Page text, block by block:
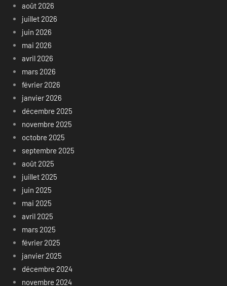
août 2026
juillet 2026
juin 2026
mai 2026
avril 2026
mars 2026
février 2026
janvier 2026
décembre 2025
novembre 2025
octobre 2025
septembre 2025
août 2025
juillet 2025
juin 2025
mai 2025
avril 2025
mars 2025
février 2025
janvier 2025
décembre 2024
novembre 2024